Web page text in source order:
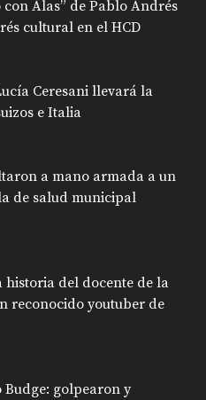
Alas” de Pablo Andrés
cultural en el HCD
Ceresani llevará la
e Italia
a mano armada a un
de salud municipal
historia del docente de la
reconocido youtuber de
Budge: golpearon y